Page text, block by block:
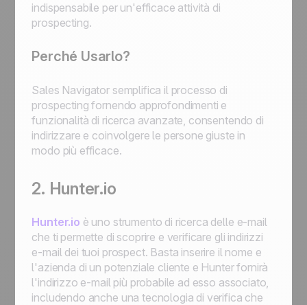
indispensabile per un'efficace attività di
prospecting.
Perché Usarlo?
Sales Navigator semplifica il processo di
prospecting fornendo approfondimenti e
funzionalità di ricerca avanzate, consentendo di
indirizzare e coinvolgere le persone giuste in
modo più efficace.
2. Hunter.io
Hunter.io è uno strumento di ricerca delle e-mail
che ti permette di scoprire e verificare gli indirizzi
e-mail dei tuoi prospect. Basta inserire il nome e
l'azienda di un potenziale cliente e Hunter fornirà
l'indirizzo e-mail più probabile ad esso associato,
includendo anche una tecnologia di verifica che